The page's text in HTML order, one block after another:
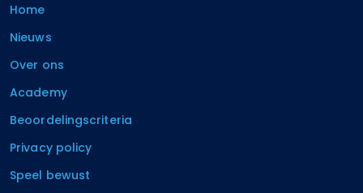
Home
Nieuws
Over ons
Academy
Beoordelingscriteria
Privacy policy
Speel bewust